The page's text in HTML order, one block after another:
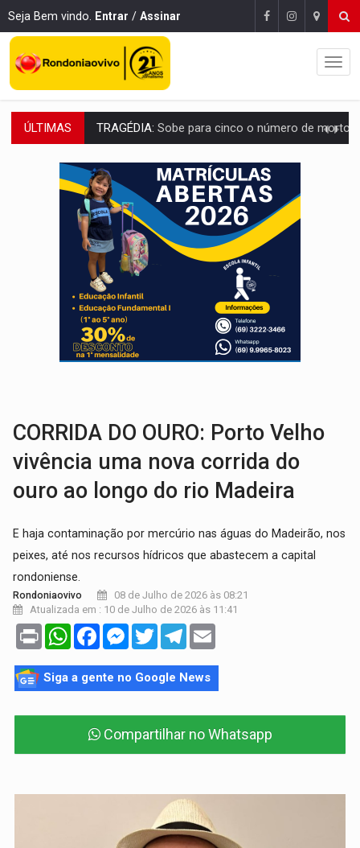
Seja Bem vindo. Entrar / Assinar
ÚLTIMAS TRANSPORTE DE ARROZ:MPF assegura cumprimento da legislação sobre transporte
DEEPFAKE:Sancionada lei contra violência sexual infantil na
COLEGIADO:Brasil e Rússia discutem energia nuclear, defesa e
URGENTE:Colisão entre caminhão e carro deixa quatro mortos e um em
ENCONTRO: Amazônia Negra ganha projeção nacional com participação de
PREVISÃO: Porto Velho tem chances de chuvas isoladas nesta
SINDICATOS UNIDOS: Assembleia Geral delibera greve da educação
PROCESSO SELETIVO: Rondoniaovivo abre oficina de Comunicação com
CORRIDA DO OURO: Porto Velho
vivência uma nova corrida do
ouro ao longo do rio Madeira
E haja contaminação por mercúrio nas águas do Madeirão, nos
peixes, até nos recursos hídricos que abastecem a capital
rondoniense.
Rondoniaovivo
08 de Julho de 2026 às 08:21
Atualizada em : 10 de Julho de 2026 às 11:41
Print WhatsAppFacebookMessenger
TwitterTelegram
Siga a gente no Google News
Compartilhar no Whatsapp